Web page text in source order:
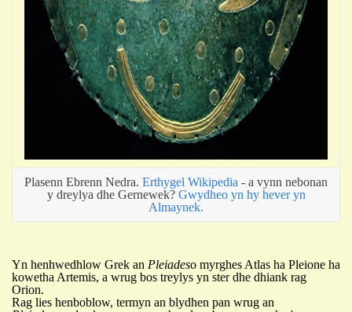
Plasenn Ebrenn Nedra. Erthygel Wikipedia - a vynn nebonan
y dreylya dhe Gernewek? Gwydheo yn hy hever yn
Almaynek.
Yn henhwedhlow Grek an Pleiadeso myrghes Atlas ha Pleione ha
kowetha Artemis, a wrug bos treylys yn ster dhe dhiank rag
Orion.
Rag lies henboblow, termyn an blydhen pan wrug an